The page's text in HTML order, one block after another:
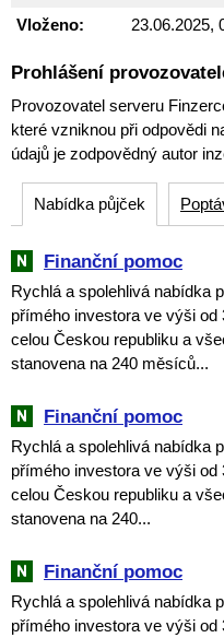
Vloženo:
23.06.2025,
Prohlášení
Provozovatel serveru
které vzniknou při odpovědi
údajů je zodpovědný autor
Nabídka půjček
Finanční pomoc
Rychlá a spolehlivá nabídka
přímého investora ve výši od
celou Českou republiku a
stanovena na 240 měsíců...
Finanční pomoc
Rychlá a spolehlivá nabídka
přímého investora ve výši od
celou Českou republiku a
stanovena na 240...
Finanční pomoc
Rychlá a spolehlivá nabídka
přímého investora ve výši od